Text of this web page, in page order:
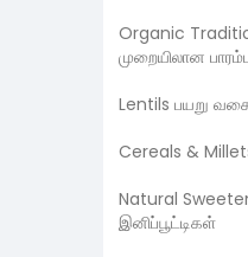
Organic
முறையிலான
Lentils பயறு
Cereals &
Natural
இனிப்பூட்டிகள்